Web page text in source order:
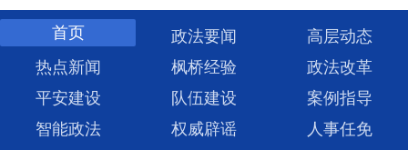
首页 政法要闻
高层动态
热点新闻
枫桥经验
政法改革
平安建设
队伍建设
案例指导
智能政法
权威辟谣
人事任免